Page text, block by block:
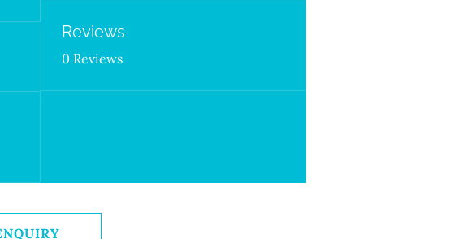
Reviews
0 Reviews